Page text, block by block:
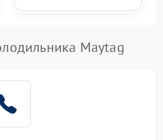
Maytag